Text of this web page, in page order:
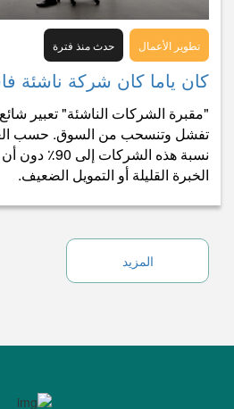
تطوير الأعمال حدث منذ فترة
كان ياما كان شركة ناشئة
"مقبرة الشركات الناشئة" تعبير
تفشل وتنسحب من السوق. حسب
نسبة هذه
الخبرة القليلة أو التمويل الضعيف.
المزيد